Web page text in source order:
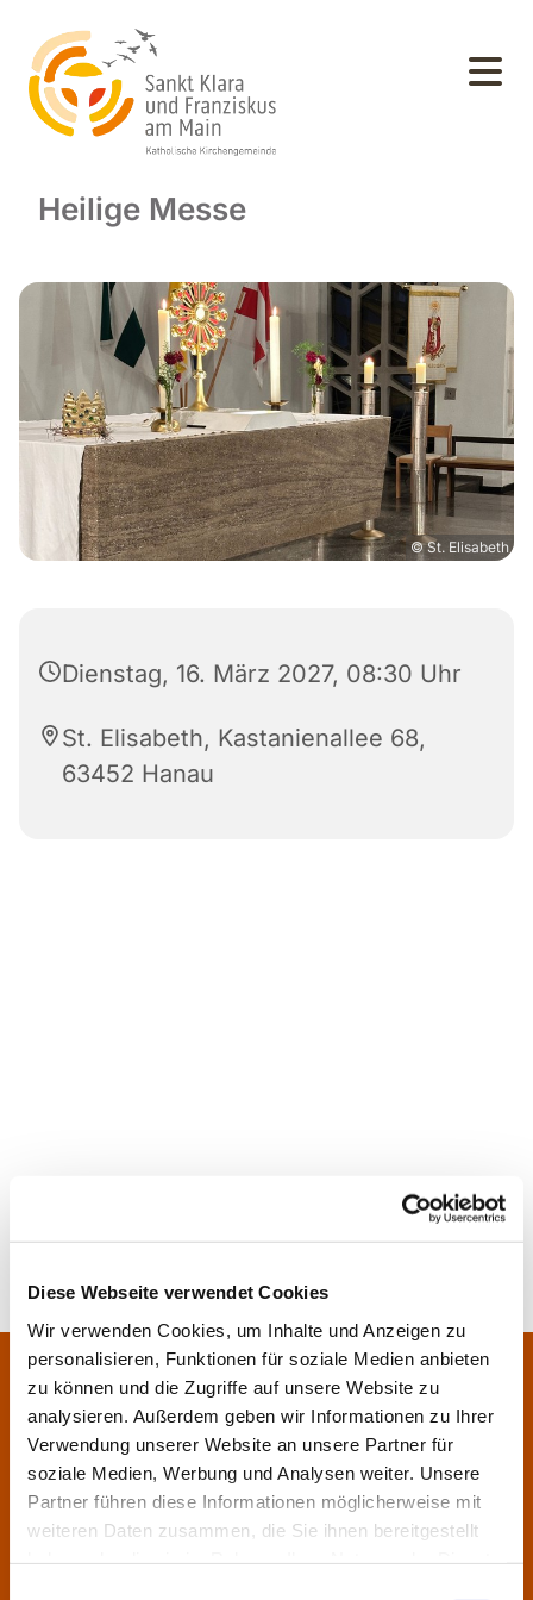
Diese Webseite verwendet Cookies
Wir verwenden Cookies, um Inhalte und Anzeigen zu
personalisieren, Funktionen für soziale Medien anbieten
zu können und die Zugriffe auf unsere Website zu
analysieren. Außerdem geben wir Informationen zu Ihrer
Verwendung unserer Website an unsere Partner für
soziale Medien, Werbung und Analysen weiter. Unsere
Partner führen diese Informationen möglicherweise mit
weiteren Daten zusammen, die Sie ihnen bereitgestellt
Heilige Messe
© St. Elisabeth
Dienstag, 16. März 2027, 08:30 Uhr
St. Elisabeth, Kastanienallee 68,
63452 Hanau
Pfarrei Sankt Klara und Franziskus am Main
Zentrales Pfarrbüro:
Im Bangert 8,63450 Hanau
06181 9230070
pfarrei.klara-franziskus@bistum-fulda.de
Öffnungszeiten:
Montag
geschlossen